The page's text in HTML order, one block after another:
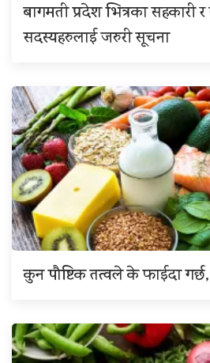
बागमती प्रदेश भित्रका सहकारी
सदस्यहरुलाई जरुरी सूचना
कुन पौष्टिक तत्वले के फाईदा